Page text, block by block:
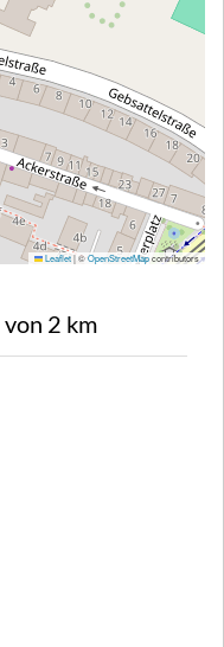
Leaflet|©OpenStreetMapcontributors
von 2 km